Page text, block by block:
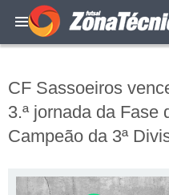
CF Sassoeiros
3.ª jornada da Fase
Campeão da 3ª